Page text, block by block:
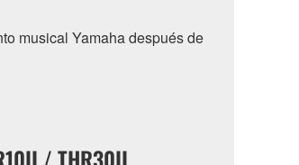
musical Yamaha después de